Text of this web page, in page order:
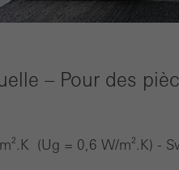
– Pour des
(Ug = 0,6 W/m².K) -